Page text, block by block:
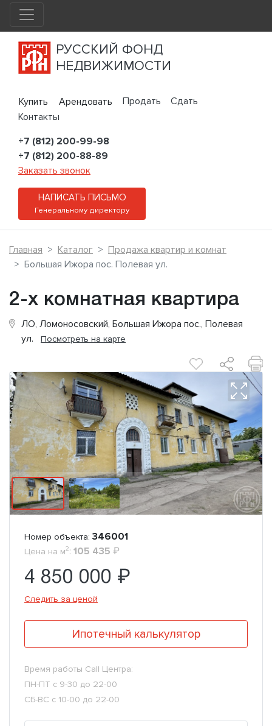
РУССКИЙ ФОНД
НЕДВИЖИМОСТИ
Купить Арендовать Продать
Сдать
Контакты
+7 (812) 200-99-98
+7 (812) 200-88-89
Заказать звонок
НАПИСАТЬ ПИСЬМО
Генеральному директору
Главная Каталог
Продажа квартир и комнат
Большая Ижора пос. Полевая ул.
2-х комнатная квартира
ЛО, Ломоносовский, Большая Ижора пос., Полевая
ул. Посмотреть на карте
Номер объекта: 346001
Цена на м2: 105 435 ₽
4 850 000 ₽
Следить за ценой
Ипотечный калькулятор
Время работы Call Центра:
ПН-ПТ с 9-30 до 22-00
СБ-ВС с 10-00 до 22-00